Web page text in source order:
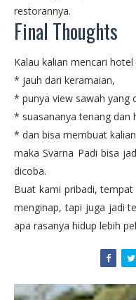
restorannya.
Final Thoughts
Kalau kalian mencari hotel
* jauh dari keramaian,
* punya view sawah yang
* suasananya tenang dan
* dan bisa membuat
maka Svarna Padi bisa
dicoba.
Buat kami pribadi,
menginap, tapi juga jadi
apa rasanya hidup lebih